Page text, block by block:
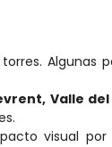
Algunas
Valle
visual por